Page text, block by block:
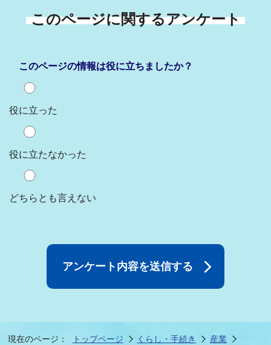
このページに関するアンケート
このページの情報は役に立ちましたか？
役に立った
役に立たなかった
どちらとも言えない
現在のページ： トップページ くらし・手続き
産業